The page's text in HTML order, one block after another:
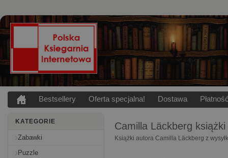
Bestsellery Oferta specjalna! Dostawa
KATEGORIE
Zabawki
Puzzle
Camilla Läckberg książki
Książki autora Camilla Läckberg z